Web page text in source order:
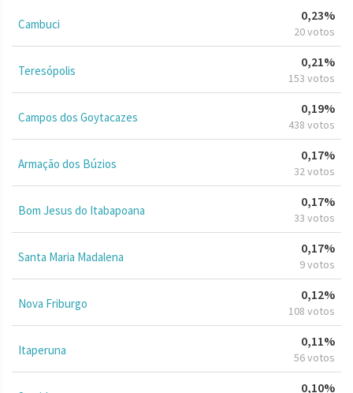
Cambuci
0,23%
20 votos
Teresópolis
0,21%
153 votos
Campos dos Goytacazes
0,19%
438 votos
Armação dos Búzios
0,17%
32 votos
Bom Jesus do Itabapoana
0,17%
33 votos
Santa Maria Madalena
0,17%
9 votos
Nova Friburgo
0,12%
108 votos
Itaperuna
0,11%
56 votos
0,10%